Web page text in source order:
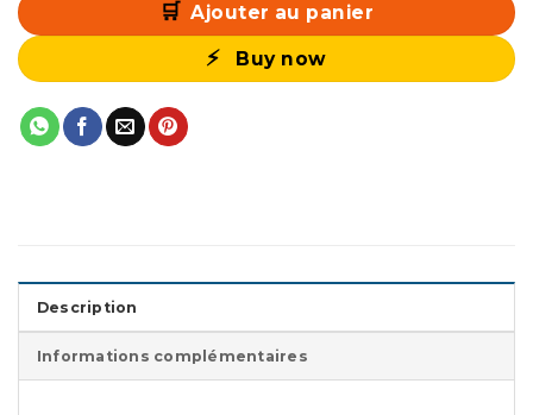
Ajouter au panier
Buy now
Description
Informations complémentaires